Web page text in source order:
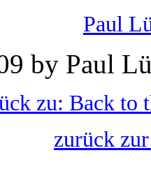
Paul
by Paul
zu: Back to
zurück